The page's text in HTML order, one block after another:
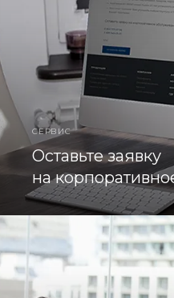
СЕРВИС
Оставьте заявку
на